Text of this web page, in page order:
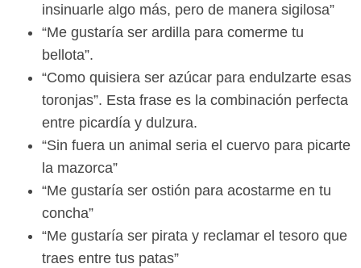
insinuarle algo más, pero de manera sigilosa”
“Me gustaría ser ardilla para comerme tu
bellota”.
“Como quisiera ser azúcar para endulzarte esas
toronjas”. Esta frase es la combinación perfecta
entre picardía y dulzura.
“Sin fuera un animal seria el cuervo para picarte
la mazorca”
“Me gustaría ser ostión para acostarme en tu
concha”
“Me gustaría ser pirata y reclamar el tesoro que
traes entre tus patas”